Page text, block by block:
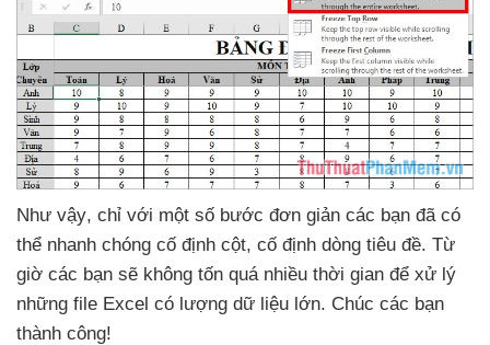
Như vậy, chỉ với một số bước đơn giản các bạn đã có
thể nhanh chóng cố định cột, cố định dòng tiêu đề. Từ
giờ các bạn sẽ không tốn quá nhiều thời gian để xử lý
những file Excel có lượng dữ liệu lớn. Chúc các bạn
thành công!